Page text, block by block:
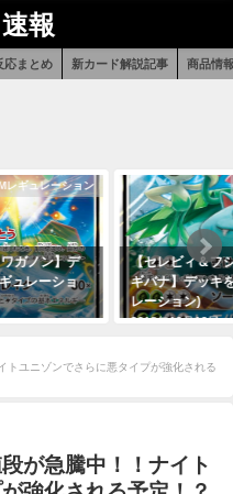
報
応まとめ 新カード解説記事 商品情
レギュレーション
ガノン】デ
ュレーショ
【セレビィ＆フ
ギバナ】デッキ
レーション)
2018年12月12日
トユニゾンでさらに悪タイプが強化される
が急騰中！！ナイト